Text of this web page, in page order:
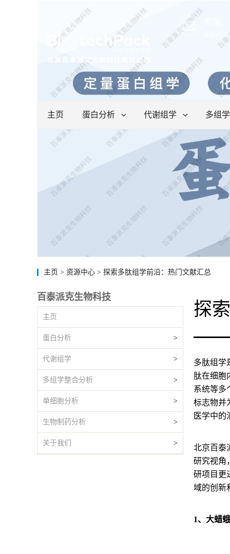
主页 蛋白分析 代谢组学 多组
主页 > 资源中心 > 探索多肽组学前沿：热门文献汇总
百泰派克生物科技
主页
蛋白分析 >
代谢组学 >
多组学整合分析 >
单细胞分析 >
生物制药分析 >
关于我们 >
探
多肽组学
肽在细胞
系统等多
标志物并
医学中的
北京百泰
研究视角
研项目更
域的创新
1、大蜡